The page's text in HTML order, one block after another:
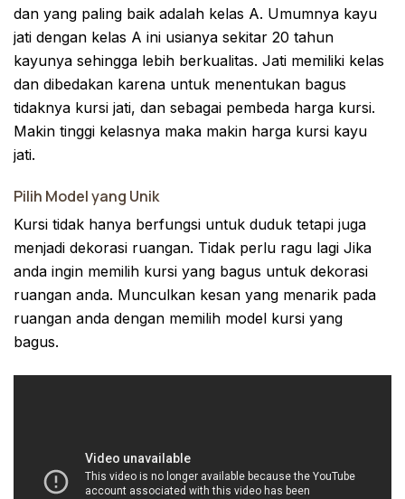
dan yang paling baik adalah kelas A. Umumnya kayu
jati dengan kelas A ini usianya sekitar 20 tahun
kayunya sehingga lebih berkualitas. Jati memiliki kelas
dan dibedakan karena untuk menentukan bagus
tidaknya kursi jati, dan sebagai pembeda harga kursi.
Makin tinggi kelasnya maka makin harga kursi kayu
jati.
Pilih Model yang Unik
Kursi tidak hanya berfungsi untuk duduk tetapi juga
menjadi dekorasi ruangan. Tidak perlu ragu lagi Jika
anda ingin memilih kursi yang bagus untuk dekorasi
ruangan anda. Munculkan kesan yang menarik pada
ruangan anda dengan memilih model kursi yang
bagus.